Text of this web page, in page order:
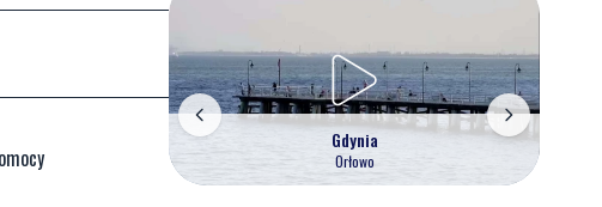
Gdynia
Orłowo